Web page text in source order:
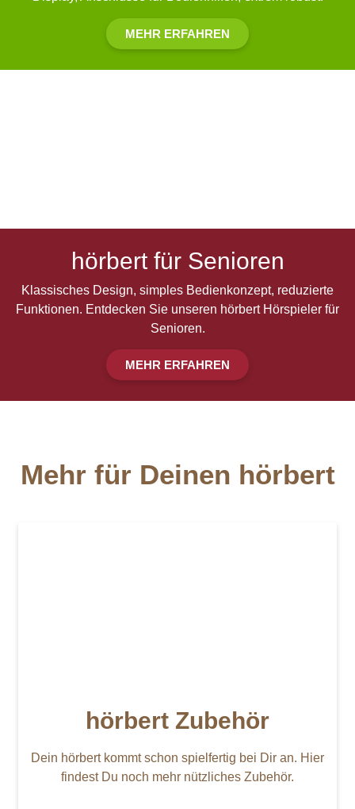
MEHR ERFAHREN
hörbert für Senioren
Klassisches Design, simples Bedienkonzept, reduzierte
Funktionen. Entdecken Sie unseren hörbert Hörspieler für
Senioren.
MEHR ERFAHREN
Mehr für Deinen hörbert
hörbert Zubehör
Dein hörbert kommt schon spielfertig bei Dir an. Hier
findest Du noch mehr nützliches Zubehör.